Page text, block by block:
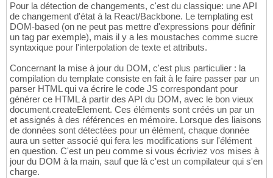
Pour la détection de changements, c'est du classique: une API
de changement d'état à la React/Backbone. Le templating est
DOM-based (on ne peut pas mettre d'expressions pour définir
un tag par exemple), mais il y a les moustaches comme sucre
syntaxique pour l'interpolation de texte et attributs.
Concernant la mise à jour du DOM, c'est plus particulier : la
compilation du template consiste en fait à le faire passer par un
parser HTML qui va écrire le code JS correspondant pour
générer ce HTML à partir des API du DOM, avec le bon vieux
document.createElement. Ces éléments sont créés un par un
et assignés à des références en mémoire. Lorsque des liaisons
de données sont détectées pour un élément, chaque donnée
aura un setter associé qui fera les modifications sur l'élément
en question. C'est un peu comme si vous écriviez vos mises à
jour du DOM à la main, sauf que là c'est un compilateur qui s'en
charge.